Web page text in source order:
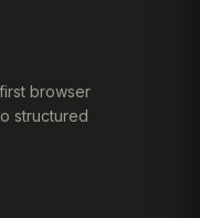
browser
structured